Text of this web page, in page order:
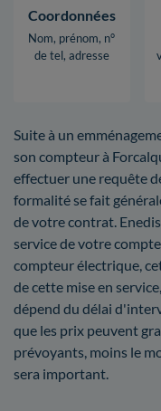
Coordonnées
Nom, prénom, n°
de tel, adresse
Suite à un
son compteur à
effectuer une requête
formalité se fait
de votre contrat.
service de votre
compteur électrique,
de cette mise en
dépend du délai
que les prix peuvent
prévoyants, moins le
sera important.